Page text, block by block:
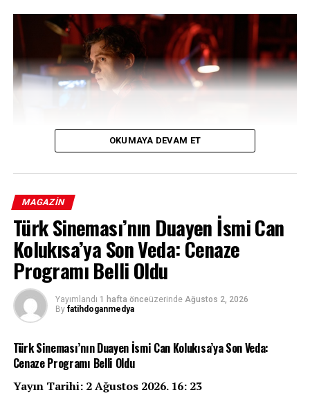
Marvel Sinematik Evreni’nin merakla beklenen yapımı
“Spider-Man: Brand New Day”, vizyona girdiği ilk dört
günde dünya çapında 927 milyon dolar hasılat elde
ederek adını sinema tarihine altın harflerle yazdırdı.
Tom Holland’ın Peter Parker rolüyle dördüncü kez
izleyici karşısına çıktığı yapım, tüm zamanların en
927 Milyon Dolarlık Dev Açılış
Sony Pictures ve Marvel Studios ortak yapımı “Spider-
OKUMAYA DEVAM ET
MAGAZIN
Türk Sineması’nın Duayen İsmi Can
Kolukısa’ya Son Veda: Cenaze
Programı Belli Oldu
Yayımlandı 1 hafta önceüzerinde Ağustos 2, 2026
By fatihdoganmedya
Türk Sineması’nın Duayen İsmi Can Kolukısa’ya Son Veda:
Cenaze Programı Belli Oldu
Yayın Tarihi: 2 Ağustos 2026. 16: 23